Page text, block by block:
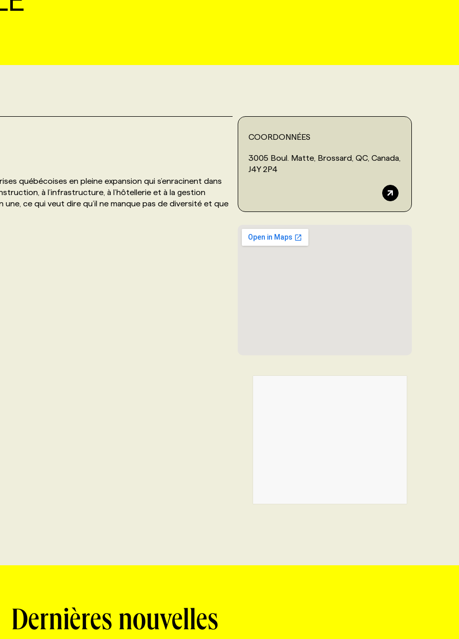
québécoises en pleine expansion qui s’enracinent dans
à l’infrastructure, à l’hôtellerie et à la gestion
ce qui veut dire qu’il ne manque pas de diversité et que
COORDONNÉES
3005 Boul. Matte, Brossard, QC, Canada,
J4Y 2P4
Dernières nouvelles